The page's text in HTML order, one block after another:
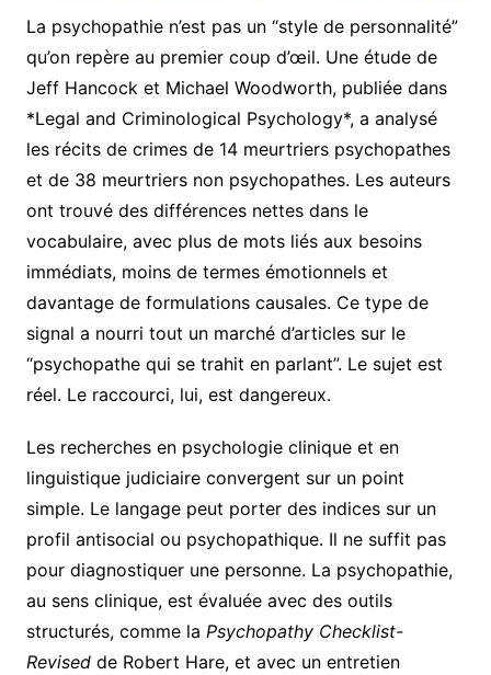
La psychopathie n’est pas un “style de personnalité”
qu’on repère au premier coup d’œil. Une étude de
Jeff Hancock et Michael Woodworth, publiée dans
*Legal and Criminological Psychology*, a analysé
les récits de crimes de 14 meurtriers psychopathes
et de 38 meurtriers non psychopathes. Les auteurs
ont trouvé des différences nettes dans le
vocabulaire, avec plus de mots liés aux besoins
immédiats, moins de termes émotionnels et
davantage de formulations causales. Ce type de
signal a nourri tout un marché d’articles sur le
“psychopathe qui se trahit en parlant”. Le sujet est
réel. Le raccourci, lui, est dangereux.
Les recherches en psychologie clinique et en
linguistique judiciaire convergent sur un point
simple. Le langage peut porter des indices sur un
profil antisocial ou psychopathique. Il ne suffit pas
pour diagnostiquer une personne. La psychopathie,
au sens clinique, est évaluée avec des outils
structurés, comme la Psychopathy Checklist-
Revisedde Robert Hare, et avec un entretien